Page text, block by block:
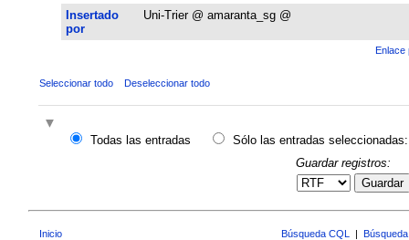
Insertado
por
Uni-Trier @ amaranta_sg @
Enlace
Seleccionar todo Deseleccionar todo
Todas las entradas
Sólo las entradas seleccionadas:
Guardar registros:
Guardar
Inicio Búsqueda CQL